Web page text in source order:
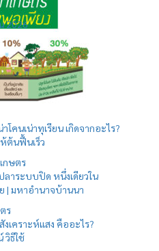
2026
าโคนเน่าทุเรียน เกิดจากอะไร?
ต้นฟื้นเร็ว
กษตร
ลาระบบปิด หนึ่งเดียวใน
| มหาอำนาจบ้านนา
ร
เคราะห์แสง คืออะไร?
วิธีใช้